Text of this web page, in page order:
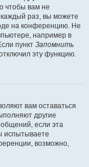
чтобы вам не
раз, вы можете
на конференцию. Не
например в
пункт Запомнить
эту функцию.
вам оставаться
другие
если эта
испытываете
возможно,